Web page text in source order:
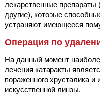
лекарственные препараты
другие), которые
устраняют имеющееся
Операция по
На данный момент
лечения катаракты
пораженного хрусталика и
искусственной линзы.